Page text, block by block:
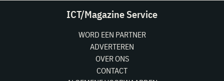
ICT/Magazine Service
WORD EEN PARTNER
ADVERTEREN
OVER ONS
CONTACT